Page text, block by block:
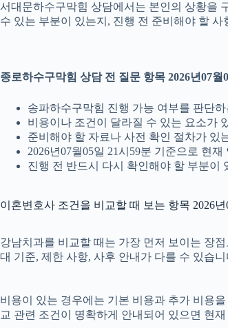
서대문하수구막힘 상담에서는 본인의 상황을
수 있는 부분이 있는지, 진행 전 준비해야 할
종로하수구막힘 상담 전 질문 항목 2026년07월
송파하수구막힘 진행 가능 여부를 판단하
비용이나 조건이 달라질 수 있는 요소가
준비해야 할 자료나 사전 확인 절차가 있
2026년07월05일 21시59분 기준으로 현재
진행 전 반드시 다시 확인해야 할 부분이
이혼변호사 조건을 비교할 때 보는 항목 2026년
강남치과를 비교할 때는 가장 먼저 보이는 장
대 기준, 제한 사항, 사후 안내가 다를 수 있습
비용이 있는 경우에는 기본 비용과 추가 비용
교 관련 조건이 명확하게 안내되어 있으면 현